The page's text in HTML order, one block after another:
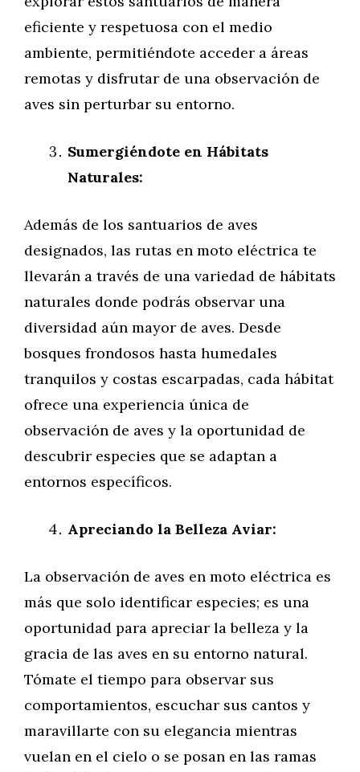
eficiente y respetuosa con el medio
ambiente, permitiéndote acceder a áreas
remotas y disfrutar de una observación de
aves sin perturbar su entorno.
Sumergiéndote en Hábitats
Naturales:
Además de los santuarios de aves
designados, las rutas en moto eléctrica te
llevarán a través de una variedad de hábitats
naturales donde podrás observar una
diversidad aún mayor de aves. Desde
bosques frondosos hasta humedales
tranquilos y costas escarpadas, cada hábitat
ofrece una experiencia única de
observación de aves y la oportunidad de
descubrir especies que se adaptan a
entornos específicos.
Apreciando la Belleza Aviar:
La observación de aves en moto eléctrica es
más que solo identificar especies; es una
oportunidad para apreciar la belleza y la
gracia de las aves en su entorno natural.
Tómate el tiempo para observar sus
comportamientos, escuchar sus cantos y
maravillarte con su elegancia mientras
vuelan en el cielo o se posan en las ramas